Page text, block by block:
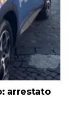
arrestato